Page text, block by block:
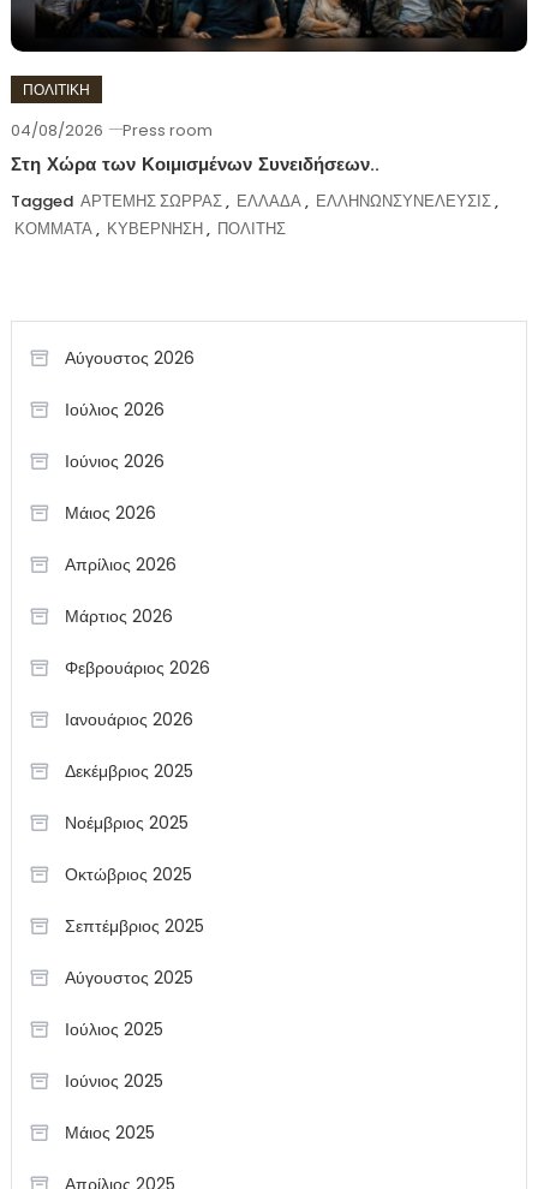
ΠΟΛΙΤΙΚΗ
04/08/2026 Press room
Στη Χώρα των Κοιμισμένων Συνειδήσεων..
Tagged ΑΡΤΕΜΗΣ ΣΩΡΡΑΣ, ΕΛΛΑΔΑ, ΕΛΛΗΝΩΝΣΥΝΕΛΕΥΣΙΣ,
ΚΟΜΜΑΤΑ, ΚΥΒΕΡΝΗΣΗ, ΠΟΛΙΤΗΣ
Αύγουστος 2026
Ιούλιος 2026
Ιούνιος 2026
Μάιος 2026
Απρίλιος 2026
Μάρτιος 2026
Φεβρουάριος 2026
Ιανουάριος 2026
Δεκέμβριος 2025
Νοέμβριος 2025
Οκτώβριος 2025
Σεπτέμβριος 2025
Αύγουστος 2025
Ιούλιος 2025
Ιούνιος 2025
Μάιος 2025
Απρίλιος 2025